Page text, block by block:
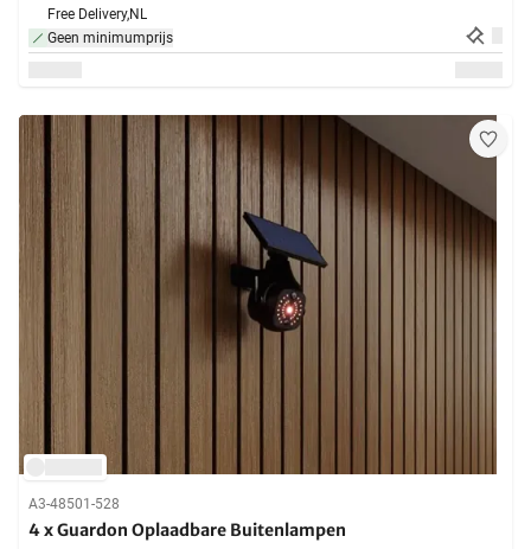
Free Delivery,NL
Geen minimumprijs
A3-48501-528
4 x Guardon Oplaadbare Buitenlampen